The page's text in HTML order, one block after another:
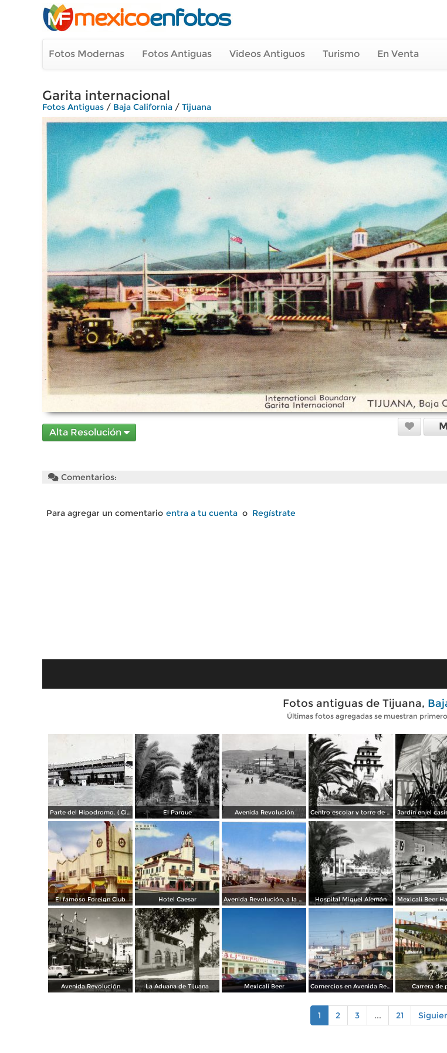
Fotos Modernas Fotos Antiguas Videos Antiguos Turismo En Venta
Garita internacional
Fotos Antiguas / Baja California / Tijuana
Alta Resolución
Comentarios:
Para agregar un comentario entra a tu cuenta o Regístrate
Fotos antiguas de Tijuana,
Últimas fotos agregadas se muestran primero
Parte del Hipodromo. ( Circulada el 12 de Julio de 1922 ). El Parque Avenida Revolución Centro escolar y torre de Agua Caliente
El famoso Foreign Club Hotel Caesar Avenida Revolución, a la entrada Hospital Miguel Alemán
Avenida Revolución La Aduana de Tijuana Mexicali Beer Comercios en Avenida Revolución Carrera de
1 2 3 ... 21